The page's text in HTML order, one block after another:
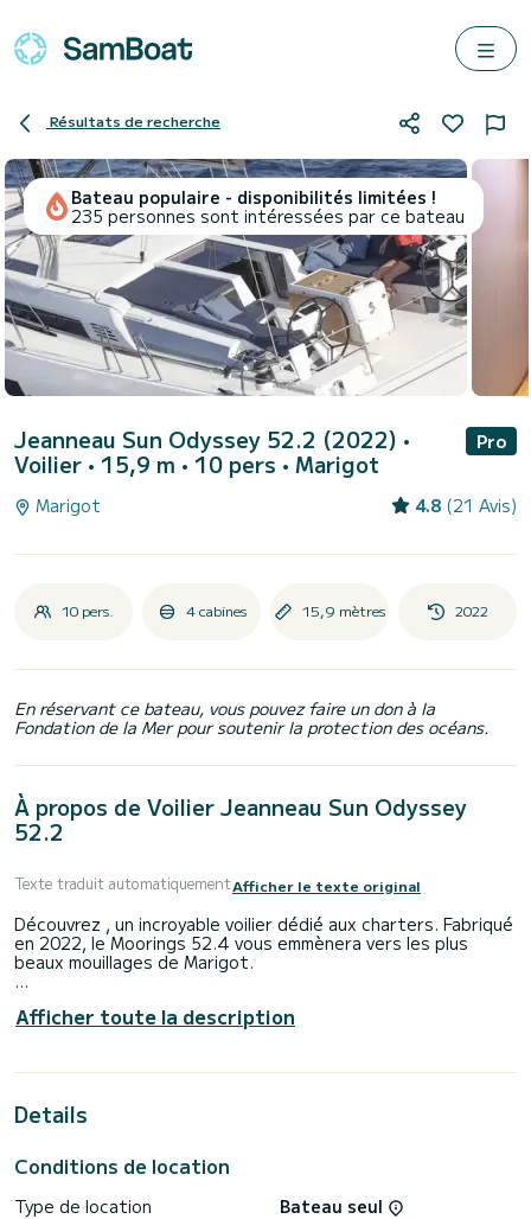
Résultats de recherche
Bateau populaire - disponibilités limitées !
235 personnes sont intéressées par ce bateau
Jeanneau Sun Odyssey 52.2 (2022) •
Voilier • 15,9 m • 10 pers • Marigot
Pro
Marigot 4.8 (21 Avis)
10 pers. 4 cabines 15,9 mètres 2022
En réservant ce bateau, vous pouvez faire un don à la
Fondation de la Mer pour soutenir la protection des océans.
À propos de Voilier Jeanneau Sun Odyssey
52.2
Texte traduit automatiquementAfficher le texte original
Découvrez , un incroyable voilier dédié aux charters. Fabriqué
en 2022, le Moorings 52.4 vous emmènera vers les plus
beaux mouillages de Marigot.
et d'une capacité de 10 personnes. D'une longueur hors
tout de 16 mètres, il sera votre meilleur allié pour passer
Marigot
Pour votre confort, dispose de 5 toilettes avec douche
sur le bouton « Demander un devis », un expert SamBoat
Afficher toute la description
Details
Conditions de location
Type de location
Bateau seul